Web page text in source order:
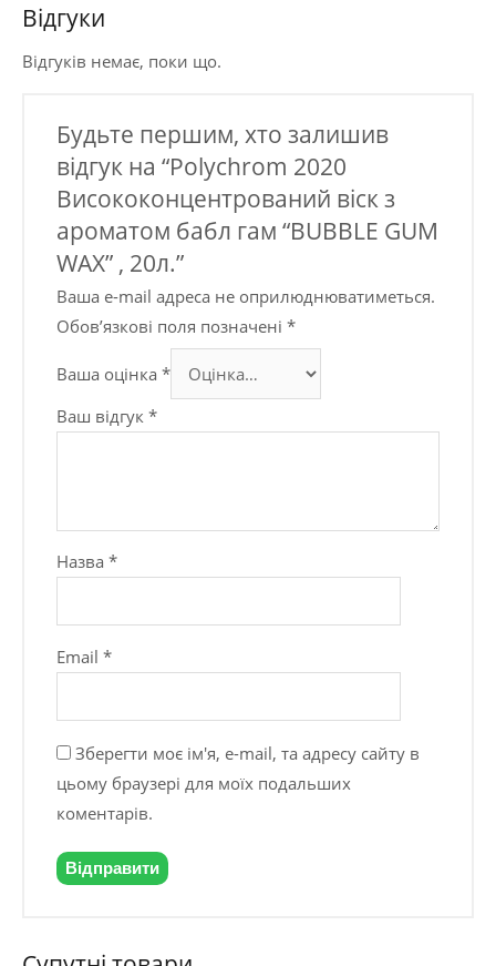
Відгуки
Відгуків немає, поки що.
Будьте першим, хто залишив
відгук на “Polychrom 2020
Висококонцентрований віск з
ароматом бабл гам “BUBBLE GUM
WAX” , 20л.”
Ваша e-mail адреса не оприлюднюватиметься.
Обов’язкові поля позначені*
Ваша оцінка*
Ваш відгук*
Назва*
Email*
Зберегти моє ім'я, e-mail, та адресу сайту в
цьому браузері для моїх подальших
коментарів.